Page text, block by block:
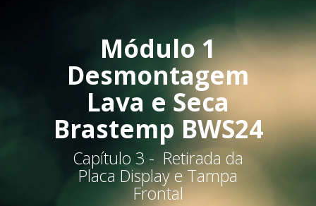
Módulo 1
Desmontagem
Lava e Seca
Brastemp BWS24
Capítulo 3 - Retirada da
Placa Display e Tampa
Frontal